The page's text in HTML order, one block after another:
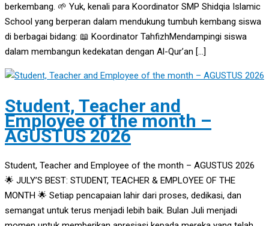
berkembang. 🌱 Yuk, kenali para Koordinator SMP Shidqia Islamic
School yang berperan dalam mendukung tumbuh kembang siswa
di berbagai bidang: 📖 Koordinator TahfizhMendampingi siswa
dalam membangun kedekatan dengan Al-Qur’an […]
Student, Teacher and
Employee of the month –
AGUSTUS 2026
Student, Teacher and Employee of the month – AGUSTUS 2026
🌟 JULY’S BEST: STUDENT, TEACHER & EMPLOYEE OF THE
MONTH 🌟 Setiap pencapaian lahir dari proses, dedikasi, dan
semangat untuk terus menjadi lebih baik. Bulan Juli menjadi